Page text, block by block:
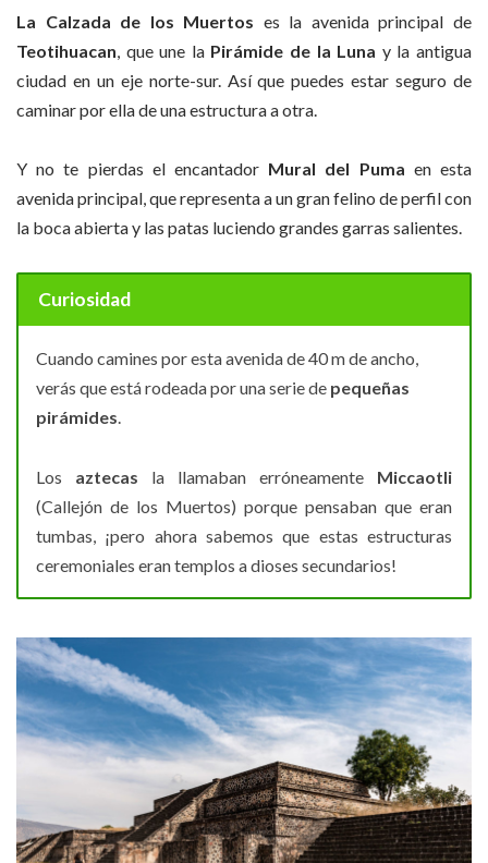
La Calzada de los Muertos es la avenida principal de
Teotihuacan , que une la Pirámide de la Luna y la antigua
ciudad en un eje norte-sur. Así que puedes estar seguro de
caminar por ella de una estructura a otra.
Y no te pierdas el encantador Mural del Puma en esta
avenida principal, que representa a un gran felino de perfil con
la boca abierta y las patas luciendo grandes garras salientes.
Curiosidad
Cuando camines por esta avenida de 40 m de ancho,
verás que está rodeada por una serie de pequeñas
pirámides.
Los aztecas la llamaban erróneamente Miccaotli
(Callejón de los Muertos) porque pensaban que eran
tumbas, ¡pero ahora sabemos que estas estructuras
ceremoniales eran templos a dioses secundarios!